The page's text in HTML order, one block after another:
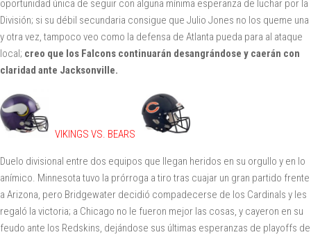
oportunidad única de seguir con alguna mínima esperanza de luchar por la
División; si su débil secundaria consigue que Julio Jones no los queme una
y otra vez, tampoco veo como la defensa de Atlanta pueda para al ataque
local; creo que los Falcons continuarán desangrándose y caerán con
claridad ante Jacksonville.
VIKINGS VS. BEARS
Duelo divisional entre dos equipos que llegan heridos en su orgullo y en lo
anímico. Minnesota tuvo la prórroga a tiro tras cuajar un gran partido frente
a Arizona, pero Bridgewater decidió compadecerse de los Cardinals y les
regaló la victoria; a Chicago no le fueron mejor las cosas, y cayeron en su
feudo ante los Redskins, dejándose sus últimas esperanzas de playoffs de